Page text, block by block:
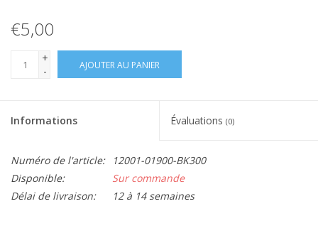
€5,00
+
-
AJOUTER AU PANIER
Informations Évaluations (0)
Numéro de l'article:
12001-01900-BK300
Disponible:
Sur commande
Délai de livraison:
12 à 14 semaines